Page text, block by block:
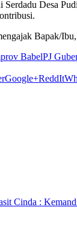
Desa
Bapak/
BabelPJ
Google+ReddIt
Cinda :